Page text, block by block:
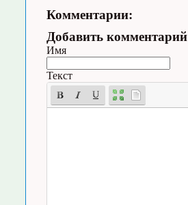
Комментарии:
Добавить комментарий
Имя
Текст